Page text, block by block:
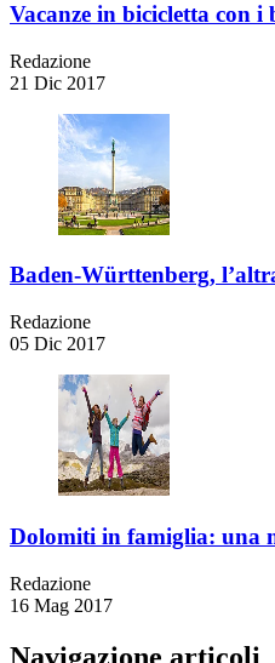
Vacanze in bicicletta con
Redazione
21 Dic 2017
Baden-Württenberg,
Redazione
05 Dic 2017
Dolomiti in famiglia: una
Redazione
16 Mag 2017
Navigazione articoli